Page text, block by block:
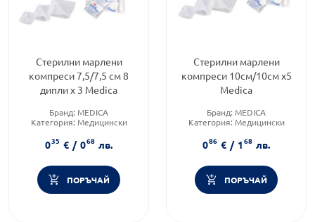
Стерилни марлени
компреси 7,5/7,5 см 8
дипли х 3 Medica
Бранд: MEDICA
Категория: Медицински
035 € / 068 лв.
ПОРЪЧАЙ
Стерилни марлени
компреси 10см/10см х5
Medica
Бранд: MEDICA
Категория: Медицински
086 € / 168 лв.
ПОРЪЧАЙ